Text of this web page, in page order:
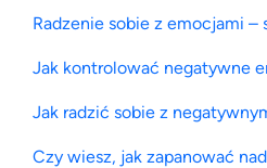
Radzenie sobie z emocjami
Jak kontrolować negatywne
Jak radzić sobie z
Czy wiesz, jak zapanować